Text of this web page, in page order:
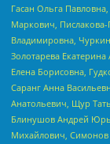
Гасан Ольга
Маркович,
Владимировна,
Золотарева
Елена Борисовна,
Саранг Анна
Анатольевич, Щур
Блинушов Андрей
Михайлович, Симонов